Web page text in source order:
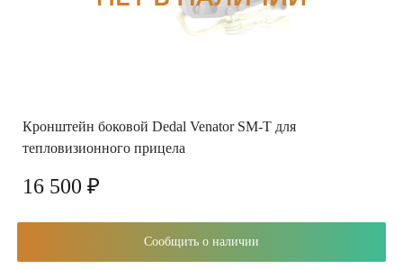
Кронштейн боковой Dedal Venator SM-T для
тепловизионного прицела
16 500 ₽
Сообщить о наличии